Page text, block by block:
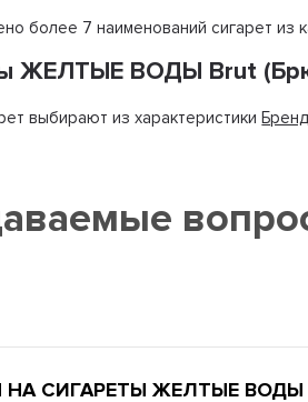
более 7 наименований сигарет
ЖЕЛТЫЕ ВОДЫ Brut
выбирают из характеристикиБренд
СИГАРЕТЫ ЖЕЛТЫЕ ВОДЫ